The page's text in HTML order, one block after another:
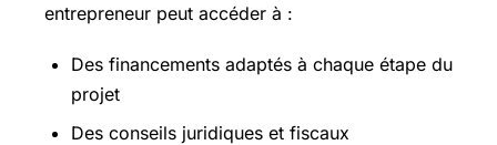
entrepreneur peut accéder à :
Des financements adaptés à chaque étape du
projet
Des conseils juridiques et fiscaux